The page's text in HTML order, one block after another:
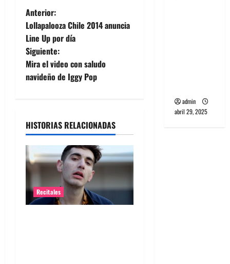
N
a
v
e
a
c
i
ó
n
Anterior:
Lollapalooza Chile 2014 anuncia
Line Up por día
Siguiente:
Mira el video con saludo
navideño de Iggy Pop
HISTORIAS RELACIONADAS
Recitales
admin
abril 29, 2025